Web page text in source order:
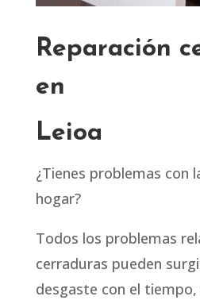
Reparación
en
Leioa
¿Tienes problemas con
hogar?
Todos los problemas
cerraduras pueden
desgaste con el